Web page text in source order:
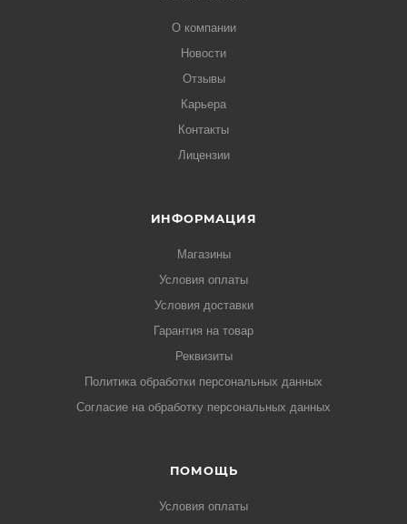
О компании
Новости
Отзывы
Карьера
Контакты
Лицензии
ИНФОРМАЦИЯ
Магазины
Условия оплаты
Условия доставки
Гарантия на товар
Реквизиты
Политика обработки персональных данных
Согласие на обработку персональных данных
ПОМОЩЬ
Условия оплаты